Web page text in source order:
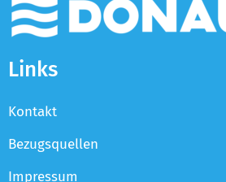
Links
Kontakt
Bezugsquellen
Impressum